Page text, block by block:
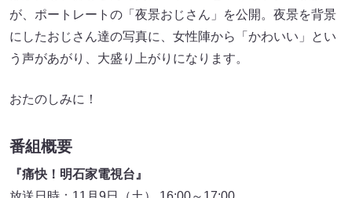
が、ポートレートの「夜景おじさん」を公開。夜景を背景
にしたおじさん達の写真に、女性陣から「かわいい」とい
う声があがり、大盛り上がりになります。
おたのしみに！
番組概要
『痛快！明石家電視台』